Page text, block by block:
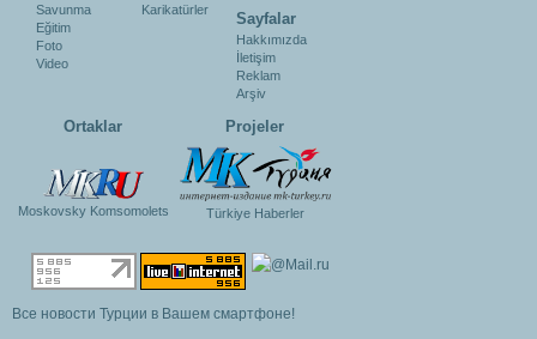
Savunma
Eğitim
Foto
Video
Karikatürler
Sayfalar
Hakkımızda
İletişim
Reklam
Arşiv
Ortaklar
Moskovsky Komsomolets
Projeler
Türkiye Haberler
Все новости Турции в Вашем смартфоне!